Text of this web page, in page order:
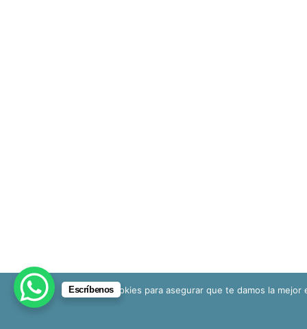
Escríbenos
Usamos cookies para asegurar que te damos la